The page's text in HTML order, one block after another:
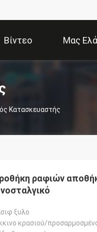
Βίντεο Μας
Κατασκευαστής
ραφιών
ξυλο
κρασιού/